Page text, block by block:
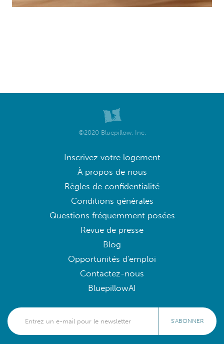
©2020 Bluepillow, Inc.
Inscrivez votre logement
À propos de nous
Règles de confidentialité
Conditions générales
Questions fréquemment posées
Revue de presse
Blog
Opportunités d'emploi
Contactez-nous
BluepillowAI
S'ABONNER